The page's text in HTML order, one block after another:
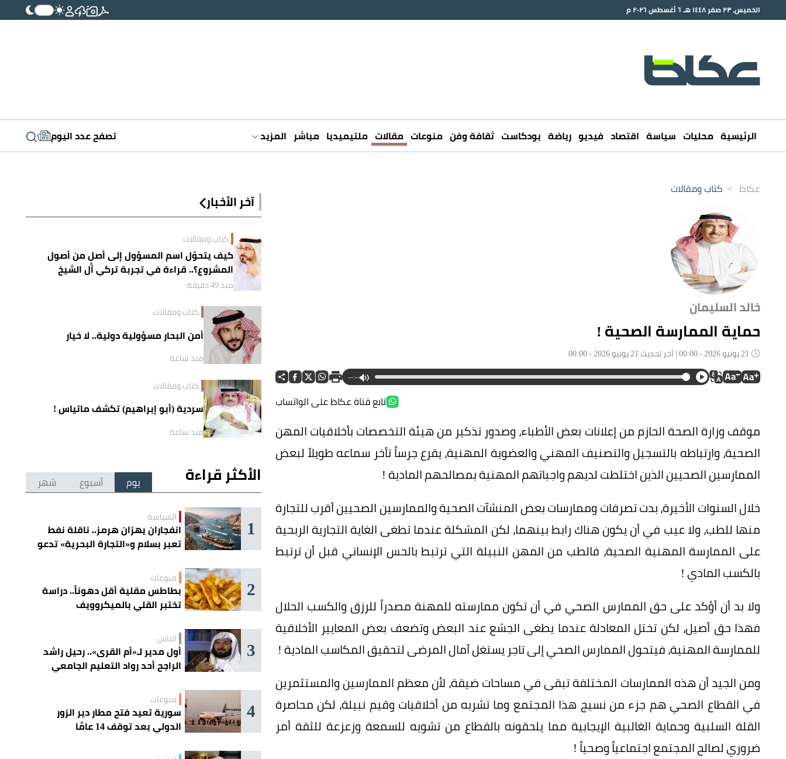
الخميس، ٢٣ صفر ١٤٤٨ هـ ٦ أغسطس ٢٠٢٦ م
الرئيسية محليات سياسة اقتصاد فيديو رياضة بودكاست ثقافة وفن منوعات مقالات ملتيميديا مباشر المزيد تصفح عدد اليوم
عكاظ > كتاب ومقالات
خالد السليمان
حماية الممارسة الصحية !
--:--
تابع قناة عكاظ على الواتساب
موقف وزارة الصحة الحازم من إعلانات بعض الأطباء، وصدور تذكير من هيئة التخصصات بأخلاقيات المهن
الصحية، وارتباطه بالتسجيل والتصنيف المهني والعضوية المهنية، يقرع جرساً تأخر سماعه طويلاً لبعض
الممارسين الصحيين الذين اختلطت لديهم واجباتهم المهنية بمصالحهم المادية !
خلال السنوات الأخيرة، بدت تصرفات وممارسات بعض المنشآت الصحية والممارسين الصحيين أقرب للتجارة
منها للطب، ولا عيب في أن يكون هناك رابط بينهما، لكن المشكلة عندما تطغى الغاية التجارية الربحية
على الممارسة المهنية الصحية، فالطب من المهن النبيلة التي ترتبط بالحس الإنساني قبل أن ترتبط
بالكسب المادي !
ولا بد أن أؤكد على حق الممارس الصحي في أن تكون ممارسته للمهنة مصدراً للرزق والكسب الحلال
فهذا حق أصيل، لكن تختل المعادلة عندما يطغى الجشع عند البعض وتضعف بعض المعايير الأخلاقية
للممارسة المهنية، فيتحول الممارس الصحي إلى تاجر يستغل آمال المرضى لتحقيق المكاسب المادية !
ومن الجيد أن هذه الممارسات المختلفة تبقى في مساحات ضيقة، لأن معظم الممارسين والمستثمرين
في القطاع الصحي هم جزء من نسيج هذا المجتمع وما تشربه من أخلاقيات وقيم نبيلة، لكن محاصرة
القلة السلبية وحماية الغالبية الإيجابية مما يلحقونه بالقطاع من تشويه للسمعة وزعزعة للثقة أمر
ضروري لصالح المجتمع اجتماعياً وصحياً !
آخر الأخبار
كتاب ومقالات
كيف يتحوّل اسم المسؤول إلى أصلٍ من أصول
المشروع؟.. قراءة في تجربة تركي آل الشيخ
واقتصاد الانتباه
منذ 49 دقيقة
كتاب ومقالات
أمن البحار مسؤولية دولية.. لا خيار
منذ ساعة
كتاب ومقالات
سردية (أبو إبراهيم) تكشف ماتياس !
منذ ساعة
الأكثر قراءة يوم أسبوع شهر
1 السياسة
انفجاران يهزان هرمز.. ناقلة نفط
تعبر بسلام و«التجارة البحرية» تدعو
2 منوعات
بطاطس مقلية أقل دهوناً.. دراسة
تختبر القلي بالميكروويف
3 الناس
أول مدير لـ«أم القرى».. رحيل راشد
الراجح أحد رواد التعليم الجامعي
4 منوعات
سورية تعيد فتح مطار دير الزور
الدولي بعد توقف 14 عامًا